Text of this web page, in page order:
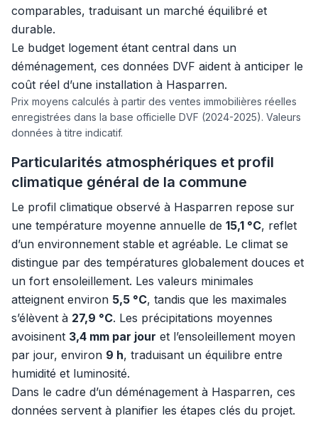
comparables, traduisant un marché équilibré et
durable.
Le budget logement étant central dans un
déménagement, ces données DVF aident à anticiper le
coût réel d’une installation à Hasparren.
Prix moyens calculés à partir des ventes immobilières réelles
enregistrées dans la base officielle DVF (2024-2025). Valeurs
données à titre indicatif.
Particularités atmosphériques et profil
climatique général de la commune
Le profil climatique observé à Hasparren repose sur
une température moyenne annuelle de 15,1 °C, reflet
d’un environnement stable et agréable. Le climat se
distingue par des températures globalement douces et
un fort ensoleillement. Les valeurs minimales
atteignent environ 5,5 °C, tandis que les maximales
s’élèvent à 27,9 °C. Les précipitations moyennes
avoisinent 3,4 mm par jour et l’ensoleillement moyen
par jour, environ 9 h, traduisant un équilibre entre
humidité et luminosité.
Dans le cadre d’un déménagement à Hasparren, ces
données servent à planifier les étapes clés du projet.